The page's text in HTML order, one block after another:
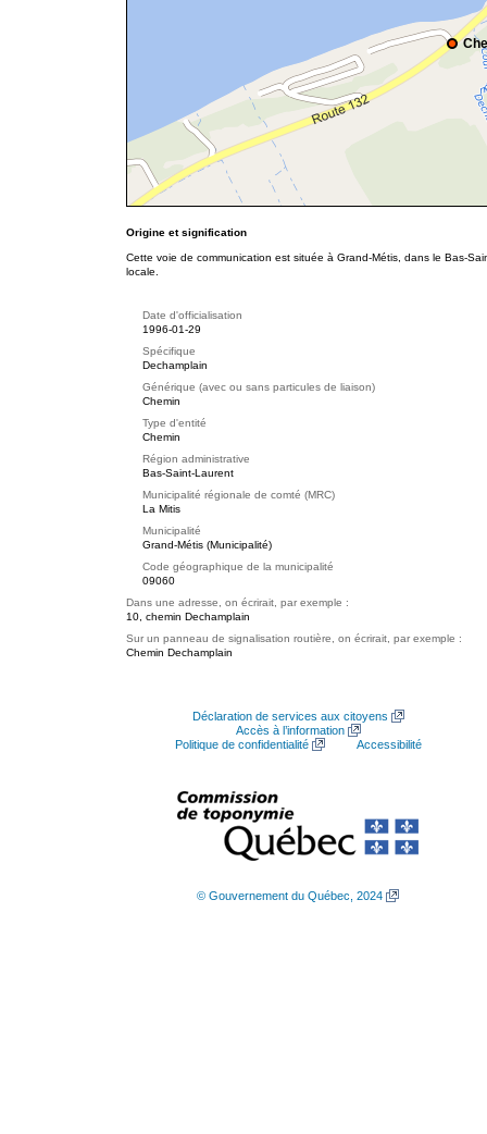
Origine et signification
Cette voie de communication est située à Grand-Métis, dans le Bas-
locale.
Date d'officialisation
1996-01-29
Spécifique
Dechamplain
Générique (avec ou sans particules de liaison)
Chemin
Type d'entité
Chemin
Région administrative
Bas-Saint-Laurent
Municipalité régionale de comté (MRC)
La Mitis
Municipalité
Grand-Métis (Municipalité)
Code géographique de la municipalité
09060
Dans une adresse, on écrirait, par exemple :
10, chemin Dechamplain
Sur un panneau de signalisation routière, on écrirait, par exemple :
Chemin Dechamplain
Déclaration de services aux citoyens
Accès à l’information
Politique de confidentialité
Accessibilité
© Gouvernement du Québec, 2024